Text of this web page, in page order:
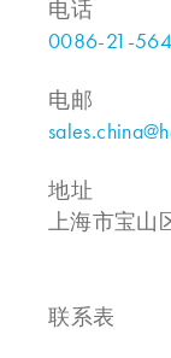
电话
0086-21-
电邮
地址
上海市宝山
联系表